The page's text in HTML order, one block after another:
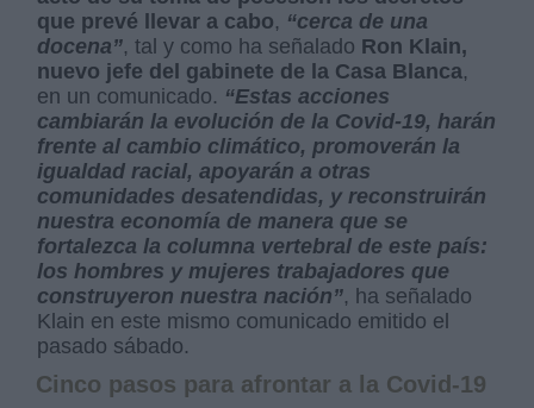
que prevé llevar a cabo, “cerca de una
docena”, tal y como ha señalado Ron Klain,
nuevo jefe del gabinete de la Casa Blanca,
en un comunicado. “Estas acciones
cambiarán la evolución de la Covid-19, harán
frente al cambio climático, promoverán la
igualdad racial, apoyarán a otras
comunidades desatendidas, y reconstruirán
nuestra economía de manera que se
fortalezca la columna vertebral de este país:
los hombres y mujeres trabajadores que
construyeron nuestra nación”, ha señalado
Klain en este mismo comunicado emitido el
pasado sábado.
Cinco pasos para afrontar a la Covid-19